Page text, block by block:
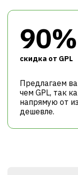
90%
cкидка от GPL
Предлагаем
чем GPL, так
напрямую от
дешевле.